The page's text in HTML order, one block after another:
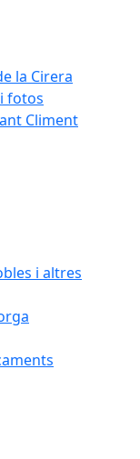
la Cirera
fotos
Climent
i altres